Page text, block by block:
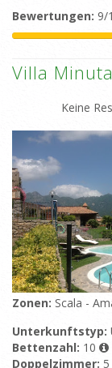
Bewertungen: 9/
Villa Minuta
Keine
Zonen: Scala -
Unterkunftstyp:
Bettenzahl: 10
Doppelzimmer: 5